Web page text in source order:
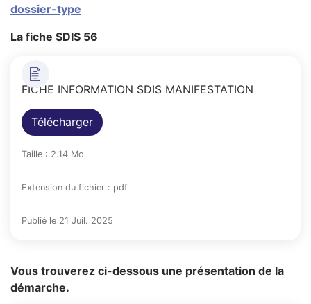
dossier-type
La fiche SDIS 56
FICHE INFORMATION SDIS MANIFESTATION
Télécharger
Taille : 2.14 Mo
Extension du fichier : pdf
Publié le 21 Juil. 2025
Vous trouverez ci-dessous une présentation de la
démarche.